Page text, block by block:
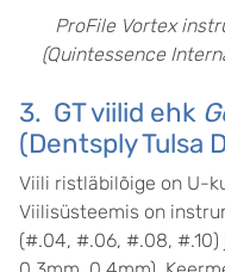
ProFile Vortex
(Quintessence
3. GT viilid ehk
(Dentsply Tulsa
Viili ristläbilõige on U-
Viilisüsteemis on
(#.04, #.06, #.08,